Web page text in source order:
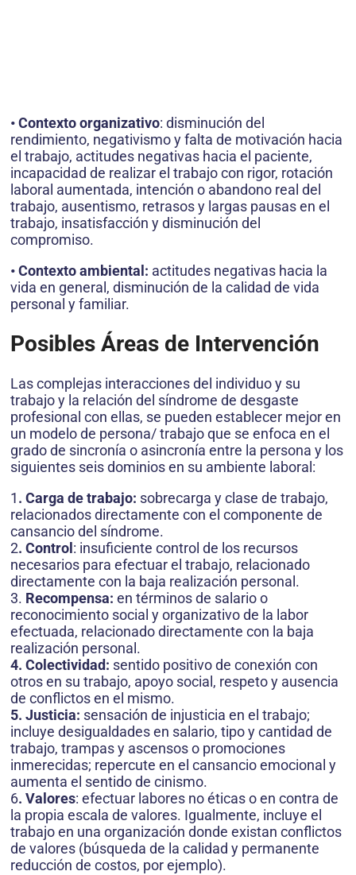
• Contexto organizativo: disminución del
rendimiento, negativismo y falta de motivación hacia
el trabajo, actitudes negativas hacia el paciente,
incapacidad de realizar el trabajo con rigor, rotación
laboral aumentada, intención o abandono real del
trabajo, ausentismo, retrasos y largas pausas en el
trabajo, insatisfacción y disminución del
compromiso.
• Contexto ambiental: actitudes negativas hacia la
vida en general, disminución de la calidad de vida
personal y familiar.
Posibles Áreas de Intervención
Las complejas interacciones del individuo y su
trabajo y la relación del síndrome de desgaste
profesional con ellas, se pueden establecer mejor en
un modelo de persona/ trabajo que se enfoca en el
grado de sincronía o asincronía entre la persona y los
siguientes seis dominios en su ambiente laboral:
1. Carga de trabajo: sobrecarga y clase de trabajo,
relacionados directamente con el componente de
cansancio del síndrome.
2. Control : insuficiente control de los recursos
necesarios para efectuar el trabajo, relacionado
directamente con la baja realización personal.
3. Recompensa: en términos de salario o
reconocimiento social y organizativo de la labor
efectuada, relacionado directamente con la baja
realización personal.
4. Colectividad: sentido positivo de conexión con
otros en su trabajo, apoyo social, respeto y ausencia
de conflictos en el mismo.
5. Justicia: sensación de injusticia en el trabajo;
incluye desigualdades en salario, tipo y cantidad de
trabajo, trampas y ascensos o promociones
inmerecidas; repercute en el cansancio emocional y
aumenta el sentido de cinismo.
6. Valores: efectuar labores no éticas o en contra de
la propia escala de valores. Igualmente, incluye el
trabajo en una organización donde existan conflictos
de valores (búsqueda de la calidad y permanente
reducción de costos, por ejemplo).